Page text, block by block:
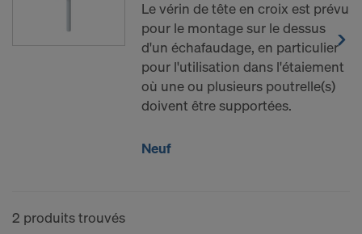
Le vérin de tête en croix est prévu
pour le montage sur le dessus
d'un échafaudage, en particulier
pour l'utilisation dans l'étaiement
où une ou plusieurs poutrelle(s)
doivent être supportées.
Neuf
2 produits trouvés
Certains de nos partenaires ont leur succursale aux
États-Unis. Nous transmettons vos données à
caractère personnel à nos partenaires aux États-
Unis, manuellement ou via une interface.
Nous tenons à vous informer que l’arrêt du 16 juillet
311/18, arrêt « Schrems II ») a rétracté la décision
ne fournissent pas de niveau adéquat de